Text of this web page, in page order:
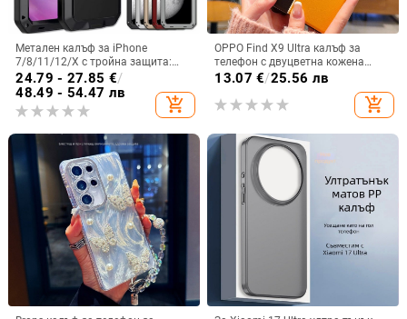
Метален калъф за iPhone
7/8/11/12/X с тройна защита:
удароустойчив, прахоустойчив и
запечатан
24.79 - 27.85 €/
48.49 - 54.47 лв
add_shopping_cart
OPPO Find X9 Ultra калъф за
телефон с двуцветна кожена
текстура и флуоресцентни линии,
13.07 €/25.56 лв
add_shopping_cart